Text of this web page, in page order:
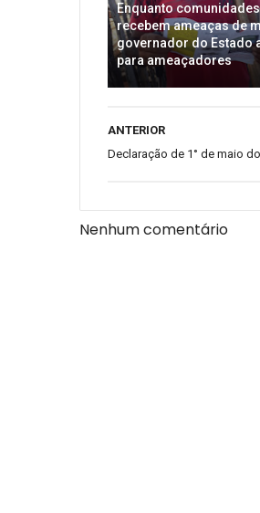
Enquanto comunidades
recebem ameaças de
governador do Estado
para ameaçadores
ANTERIOR
Declaração de 1° de maio
Nenhum comentário